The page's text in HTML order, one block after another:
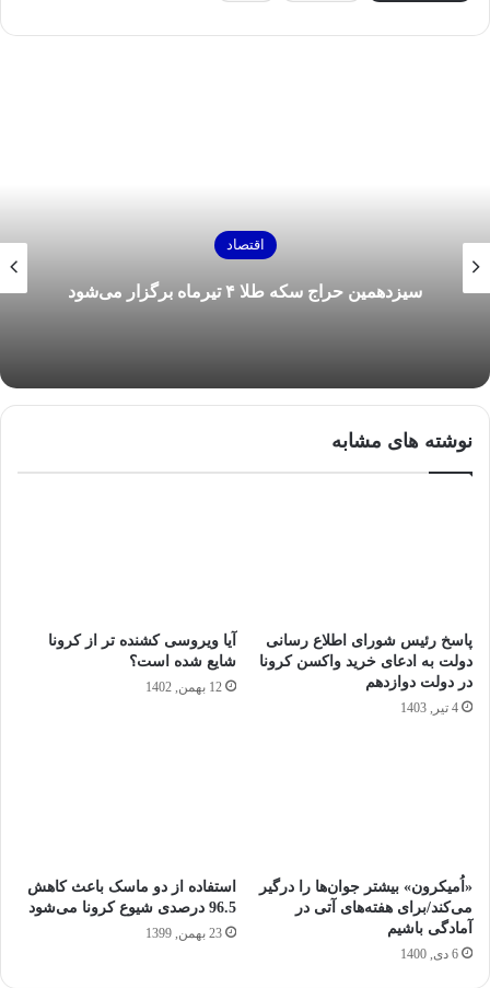
اقتصاد
سیزدهمین حراج سکه طلا ۴ تیرماه برگزار می‌شود
نوشته های مشابه
پاسخ رئیس شورای اطلاع رسانی
دولت به ادعای خرید واکسن کرونا
در دولت دوازدهم
4 تیر, 1403
آیا ویروسی کشنده تر از کرونا
شایع شده است؟
12 بهمن, 1402
«اُمیکرون» بیشتر جوان‌ها را درگیر
می‌کند/برای هفته‌های آتی در
آمادگی باشیم
6 دی, 1400
استفاده از دو ماسک باعث کاهش
96.5 درصدی شیوع کرونا می‌شود
23 بهمن, 1399